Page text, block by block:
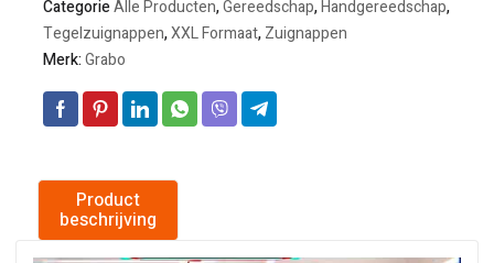
CategorieAlle Producten,Gereedschap,Handgereedschap,
Tegelzuignappen,XXL Formaat,Zuignappen
Merk:Grabo
Product
beschrijving